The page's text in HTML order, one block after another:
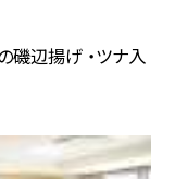
磯辺揚げ ・ツナ入